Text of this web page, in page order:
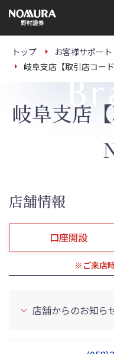
の
ー
トップ お客様サポート
岐阜支店【取引店コード
岐阜支店
店舗情報
口座開設
※ご来店
店舗からのお知ら